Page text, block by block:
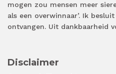
mogen zou mensen meer
als een overwinnaar’. Ik
ontvangen. Uit dankbaarheid
Disclaimer